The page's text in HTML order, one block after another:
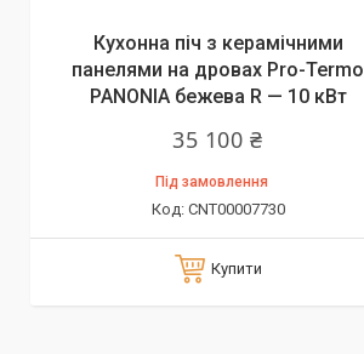
Кухонна піч з керамічними
панелями на дровах Pro-Termo
PANONIA бежева R — 10 кВт
35 100 ₴
Під замовлення
CNT00007730
Купити